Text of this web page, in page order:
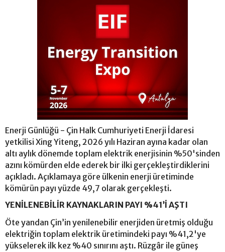
Enerji Günlüğü - Çin Halk Cumhuriyeti Enerji İdaresi
yetkilisi Xing Yiteng, 2026 yılı Haziran ayına kadar olan
altı aylık dönemde toplam elektrik enerjisinin %50'sinden
azını kömürden elde ederek bir ilki gerçekleştirdiklerini
açıkladı. Açıklamaya göre ülkenin enerji üretiminde
kömürün payı yüzde 49,7 olarak gerçekleşti.
YENİLENEBİLİR KAYNAKLARIN PAYI %41’İ AŞTI
Öte yandan Çin’in yenilenebilir enerjiden üretmiş olduğu
elektriğin toplam elektrik üretimindeki payı %41,2'ye
yükselerek ilk kez %40 sınırını aştı. Rüzgâr ile güneş